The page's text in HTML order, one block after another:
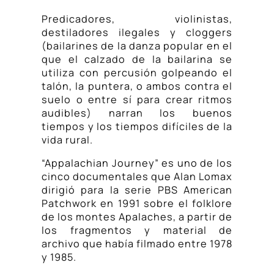
Predicadores, violinistas,
destiladores ilegales y cloggers
(bailarines de la danza popular en el
que el calzado de la bailarina se
utiliza con percusión golpeando el
talón, la puntera, o ambos contra el
suelo o entre sí para crear ritmos
audibles) narran los buenos
tiempos y los tiempos difíciles de la
vida rural.
“Appalachian Journey” es uno de los
cinco documentales que Alan Lomax
dirigió para la serie PBS American
Patchwork en 1991 sobre el folklore
de los montes Apalaches, a partir de
los fragmentos y material de
archivo que había filmado entre 1978
y 1985.